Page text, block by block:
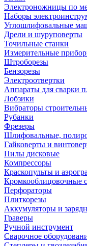
Электроножницы по
Наборы
Углошлифовальные
Дрели и шуруповерты
Точильные станки
Измерительные
Штроборезы
Бензорезы
Электроотвертки
Аппараты для сварки
Лобзики
Вибраторы
Рубанки
Фрезеры
Шлифовальные,
Гайковерты и
Пилы дисковые
Компрессоры
Краскопульты и
Кромкооблицовочные
Перфораторы
Плиткорезы
Аккумуляторы и
Граверы
Ручной инструмент
Сварочное